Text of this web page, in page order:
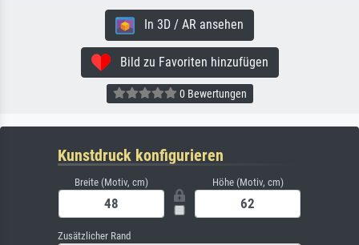
In 3D / AR ansehen
Bild zu Favoriten hinzufügen
0 Bewertungen
Kunstdruck konfigurieren
Breite (Motiv, cm) Höhe (Motiv, cm)
Zusätzlicher Rand